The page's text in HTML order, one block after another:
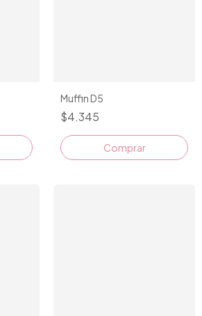
Muffin D5
$4.345
Comprar